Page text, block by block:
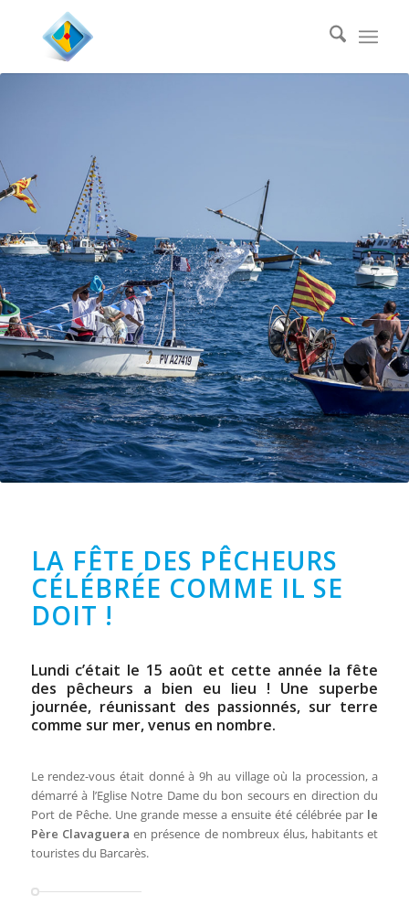
LA FÊTE DES PÊCHEURS
CÉLÉBRÉE COMME IL SE
DOIT !
Lundi c’était le 15 août et cette année la fête
des pêcheurs a bien eu lieu ! Une superbe
journée, réunissant des passionnés, sur terre
comme sur mer, venus en nombre.
Le rendez-vous était donné à 9h au village où la procession, a
démarré à l’Eglise Notre Dame du bon secours en direction du
Port de Pêche. Une grande messe a ensuite été célébrée par le
Père Clavaguera en présence de nombreux élus, habitants et
touristes du Barcarès.